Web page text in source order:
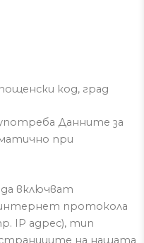
код, град
Данните за
при
включват
протокола
IP адрес), тип
страниците на нашата